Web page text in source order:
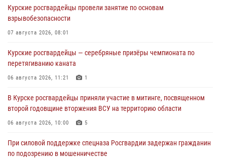
Курские росгвардейцы провели занятие по основам
взрывобезопасности
07 августа 2026, 08:01
Курские росгвардейцы — серебряные призёры чемпионата по
перетягиванию каната
06 августа 2026, 11:21 1
В Курске росгвардейцы приняли участие в митинге, посвященном
второй годовщине вторжения ВСУ на территорию области
06 августа 2026, 10:00 5
При силовой поддержке спецназа Росгвардии задержан гражданин
по подозрению в мошенничестве